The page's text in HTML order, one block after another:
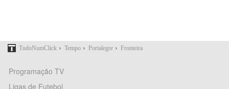
TudoNumClick › Tempo › Portalegre › Fronteira
Programação TV
Ligas de Futebol